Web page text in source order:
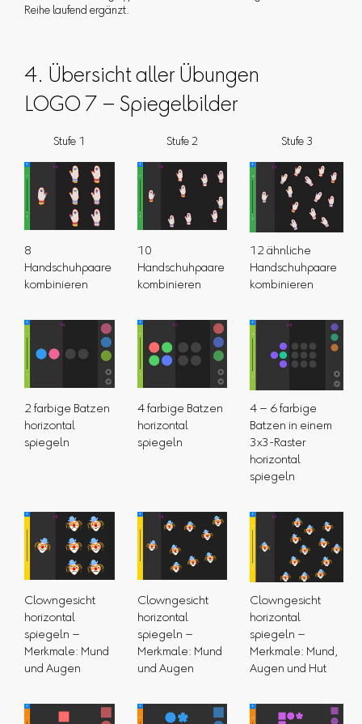
Reihe laufend ergänzt.
4. Übersicht aller Übungen
LOGO 7 – Spiegelbilder
Stufe 1 Stufe 2 Stufe 3
8
Handschuhpaare
kombinieren
10
Handschuhpaare
kombinieren
12 ähnliche
Handschuhpaare
kombinieren
2 farbige Batzen
horizontal
spiegeln
4 farbige Batzen
horizontal
spiegeln
4 – 6 farbige
Batzen in einem
3x3-Raster
horizontal
spiegeln
Clowngesicht
horizontal
spiegeln –
Merkmale: Mund
und Augen
Clowngesicht
horizontal
spiegeln –
Merkmale: Mund
und Augen
Clowngesicht
horizontal
spiegeln –
Merkmale: Mund,
Augen und Hut